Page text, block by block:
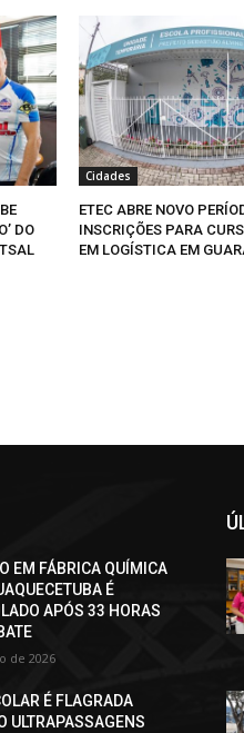
DO
Cidades
ETEC ABRE NOVO
INSCRIÇÕES PARA
EM LOGÍSTICA EM
EM FÁBRICA QUÍMICA
É
APÓS 33 HORAS
de 2026
É FLAGRADA
ULTRAPASSAGENS